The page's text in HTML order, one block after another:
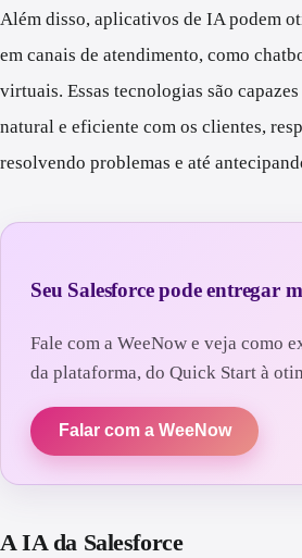
Além disso, aplicativos de IA podem
em canais de atendimento, como
virtuais. Essas tecnologias são
natural e eficiente com os clientes,
resolvendo problemas e até
Seu Salesforce pode entregar
Fale com a WeeNow e veja como
da plataforma, do Quick Start à
Falar com a WeeNow
A IA da Salesforce